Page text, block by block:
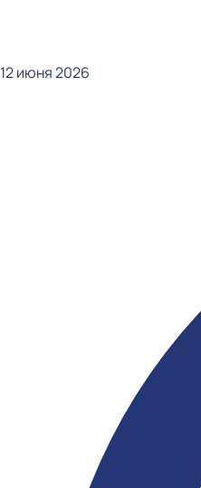
12 июня 2026